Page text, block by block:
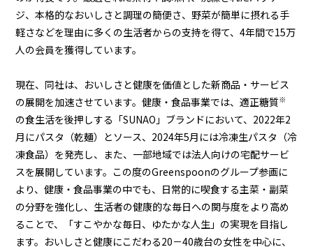
ジ、本格的なおいしさと調理の簡便さ、野菜が簡単に摂れる手
軽さなどを理由に多くの生活者からの支持を得て、4年間で15万
人の会員を獲得しています。
現在、同社は、おいしさと健康を価値とした新商品・サービス
の展開を加速させています。健康・食品事業では、適正糖質※
の食生活を後押しする「SUNAO」ブランドにおいて、2022年2
月にパスタ（乾麺）とソース、2024年5月には冷凍生パスタ（冷
凍食品）を発売し、また、一部地域では法人向けの宅配サービ
スを展開しています。この度のGreenspoonのグループ参画に
より、健康・食品事業の中でも、日常的に喫食する主菜・副菜
の分野を強化し、生活者の健康的な毎日への関与度をより高め
ることで、「すこやかな毎日、ゆたかな人生」の実現を目指し
ます。おいしさと健康にこだわる20－40歳台の女性を中心に、